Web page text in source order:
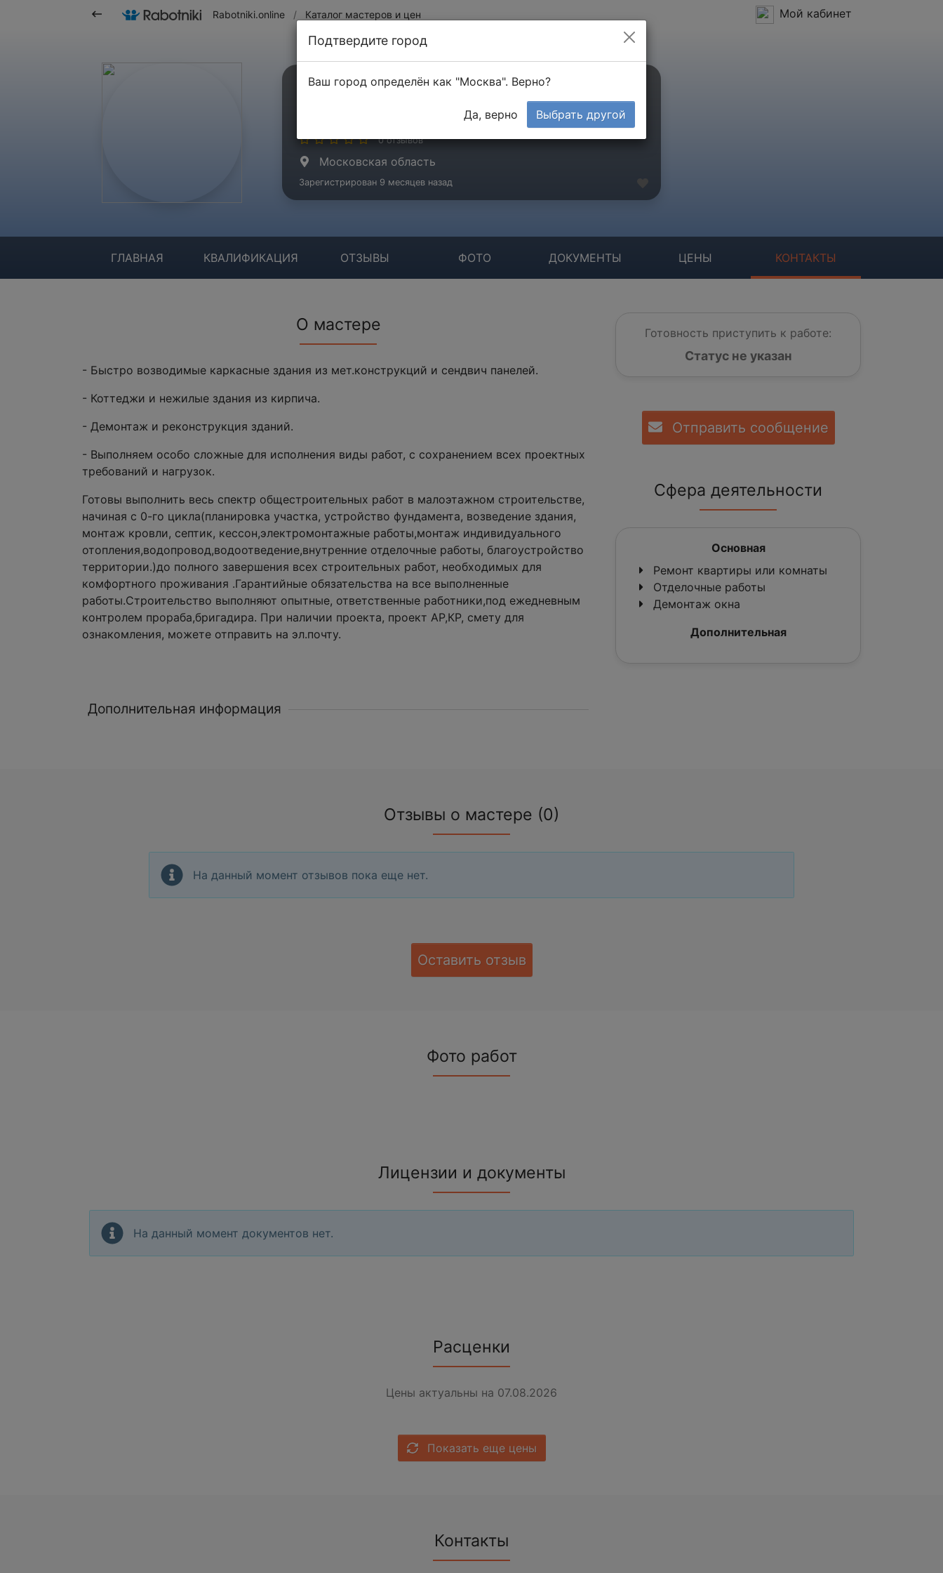
Rabotniki.online / Каталог мастеров и цен Мой кабинет
Викторович Дмитрий
0 отзывов
Московская область
Зарегистрирован 9 месяцев назад
ГЛАВНАЯ КВАЛИФИКАЦИЯ ОТЗЫВЫ ФОТО ДОКУМЕНТЫ ЦЕНЫ КОНТАКТЫ
О мастере
- Быстро возводимые каркасные здания из мет.конструкций и сендвич панелей.
- Коттеджи и нежилые здания из кирпича.
- Демонтаж и реконструкция зданий.
- Выполняем особо сложные для исполнения виды работ, с сохранением всех проектных
требований и нагрузок.
Готовы выполнить весь спектр общестроительных работ в малоэтажном строительстве,
начиная с 0-го цикла(планировка участка, устройство фундамента, возведение здания,
монтаж кровли, септик, кессон,электромонтажные работы,монтаж индивидуального
отопления,водопровод,водоотведение,внутренние отделочные работы, благоустройство
территории.)до полного завершения всех строительных работ, необходимых для
комфортного проживания .Гарантийные обязательства на все выполненные
работы.Строительство выполняют опытные, ответственные работники,под ежедневным
контролем прораба,бригадира. При наличии проекта, проект АР,КР, смету для
ознакомления, можете отправить на эл.почту.
Дополнительная информация
Готовность приступить к работе:
Статус не указан
Отправить сообщение
Сфера деятельности
Основная
Ремонт квартиры или комнаты
Отделочные работы
Демонтаж окна
Дополнительная
Отзывы о мастере (0)
На данный момент отзывов пока еще нет.
Оставить отзыв
Фото работ
Лицензии и документы
На данный момент документов нет.
Расценки
Цены актуальны на 07.08.2026
Показать еще цены
Контакты
Подтвердите город
Ваш город определён как "Москва". Верно?
Да, верно Выбрать другой